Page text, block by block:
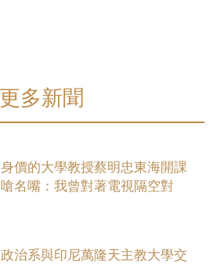
更多新聞
價的大學教授蔡明忠東海開課
名嘴：我曾對著電視隔空對
治系與印尼萬隆天主教大學交